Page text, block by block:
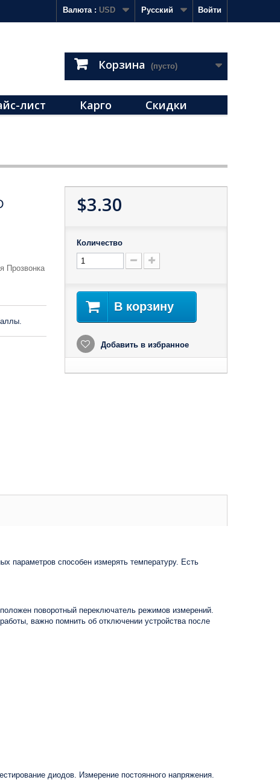
Войти
Русский
Валюта : USD
Корзина (пусто)
лист Карго Скидки
Прозвонка
$3.30
Количество
В корзину
Добавить в избранное
параметров способен измерять температуру. Есть
поворотный переключатель режимов измерений.
важно помнить об отключении устройства после
диодов. Измерение постоянного напряжения.